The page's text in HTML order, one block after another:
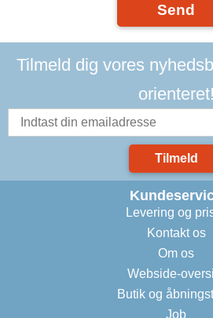
Send
Tilmeld dig vores
orienteret!
Tilmeld
Levering og
Kontakt os
Om os
Webside-
Butik og
Job